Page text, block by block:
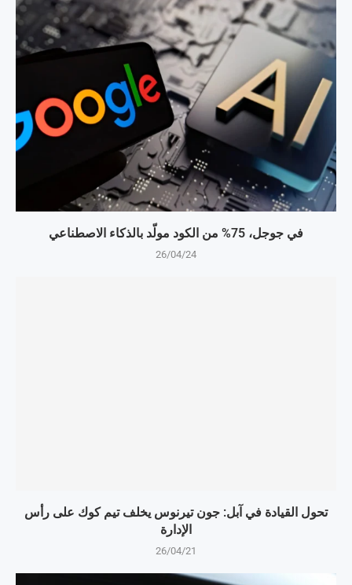
في جوجل، 75% من الكود مولّد بالذكاء الاصطناعي
26/04/24
تحول القيادة في آبل: جون تيرنوس يخلف تيم كوك على رأس
الإدارة
26/04/21